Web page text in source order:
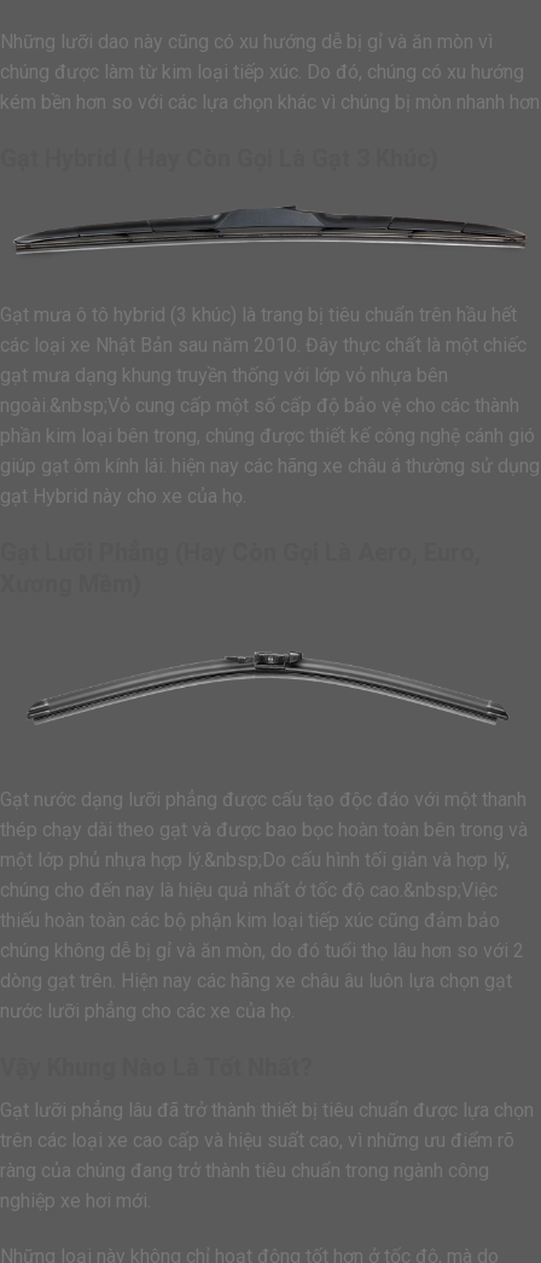
Những lưỡi dao này cũng có xu hướng dễ bị gỉ và ăn mòn vì
chúng được làm từ kim loại tiếp xúc. Do đó, chúng có xu hướng
kém bền hơn so với các lựa chọn khác vì chúng bị mòn nhanh hơn
Gạt mưa ô tô hybrid (3 khúc) là trang bị tiêu chuẩn trên hầu hết
các loại xe Nhật Bản sau năm 2010. Đây thực chất là một chiếc
gạt mưa dạng khung truyền thống với lớp vỏ nhựa bên
ngoài.&nbsp;Vỏ cung cấp một số cấp độ bảo vệ cho các thành
phần kim loại bên trong, chúng được thiết kế công nghệ cánh gió
giúp gạt ôm kính lái. hiện nay các hãng xe châu á thường sử dụng
gạt Hybrid này cho xe của họ.
Gạt nước dạng lưỡi phẳng được cấu tạo độc đáo với một thanh
thép chạy dài theo gạt và được bao bọc hoàn toàn bên trong và
một lớp phủ nhựa hợp lý.&nbsp;Do cấu hình tối giản và hợp lý,
chúng cho đến nay là hiệu quả nhất ở tốc độ cao.&nbsp;Việc
thiếu hoàn toàn các bộ phận kim loại tiếp xúc cũng đảm bảo
chúng không dễ bị gỉ và ăn mòn, do đó tuổi thọ lâu hơn so với 2
dòng gạt trên. Hiện nay các hãng xe châu âu luôn lựa chọn gạt
nước lưỡi phẳng cho các xe của họ.
Gạt lưỡi phẳng lâu đã trở thành thiết bị tiêu chuẩn được lựa chọn
trên các loại xe cao cấp và hiệu suất cao, vì những ưu điểm rõ
ràng của chúng đang trở thành tiêu chuẩn trong ngành công
nghiệp xe hơi mới.
Những loại này không chỉ hoạt động tốt hơn ở tốc độ, mà do